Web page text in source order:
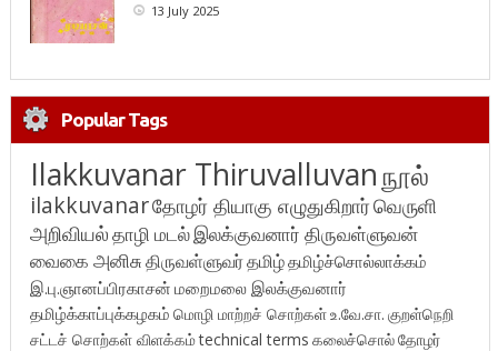
13 July 2025
Popular Tags
Ilakkuvanar Thiruvalluvanநூல்
ilakkuvanarதோழர் தியாகு எழுதுகிறார்வெருளி
அறிவியல்தாழி மடல்இலக்குவனார் திருவள்ளுவன்
வைகை அனிசுதிருவள்ளுவர்தமிழ்தமிழ்ச்சொல்லாக்கம்
இ.பு.ஞானப்பிரகாசன் மறைமலை இலக்குவனார்
தமிழ்க்காப்புக்கழகம் மொழி மாற்றச் சொற்கள்உ.வே.சா. குறள்நெறி
சட்டச் சொற்கள் விளக்கம்technical terms கலைச்சொல்தோழர்